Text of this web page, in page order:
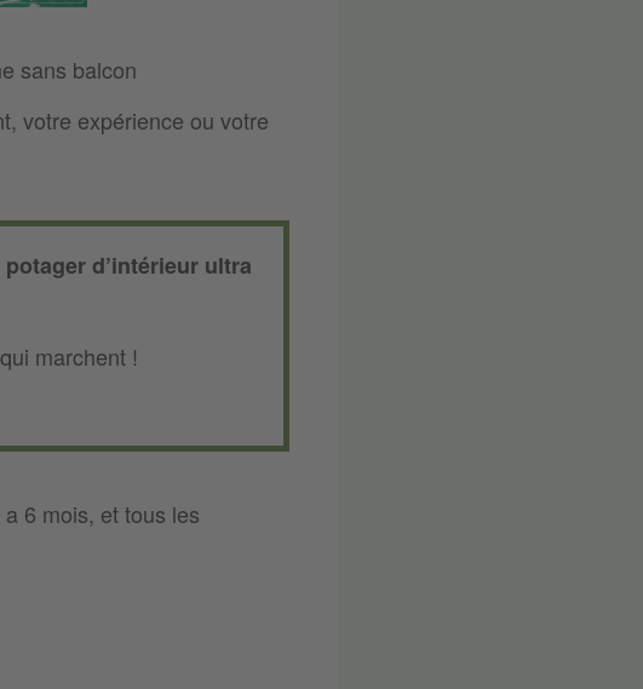
sans balcon
votre expérience ou votre
d’intérieur ultra
marchent !
6 mois, et tous les